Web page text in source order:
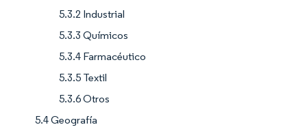
5.3.2 Industrial
5.3.3 Químicos
5.3.4 Farmacéutico
5.3.5 Textil
5.3.6 Otros
5.4 Geografía